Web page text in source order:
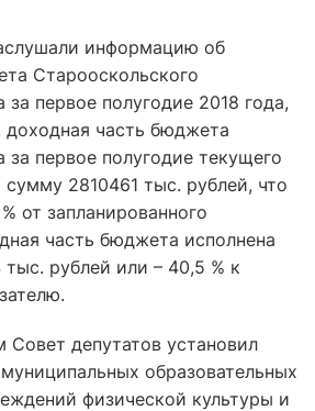
информацию об
Старооскольского
за первое полугодие 2018 года,
доходная часть бюджета
за первое полугодие текущего
сумму 2810461 тыс. рублей, что
от запланированного
часть бюджета исполнена
рублей или – 40,5 % к
депутатов установил
образовательных
физической культуры и